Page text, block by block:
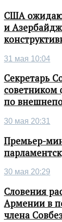
США
и
31 мая 10:04
Секретарь
советником
по
30 мая 20:31
Премьер-
30 мая 20:29
Словения
Армении в
члена